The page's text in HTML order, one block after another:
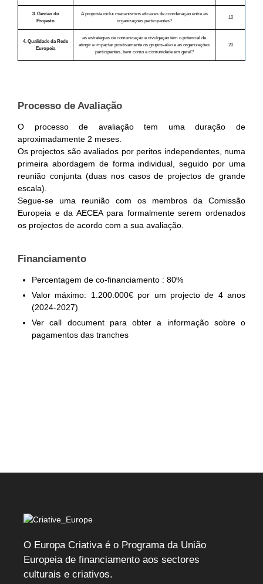
3. Gestão do
Projecto
A proposta inclui mecanismos eficazes de coordenação entre as
organizações participantes?
10
4. Qualidade da Rede
Europeia
as estratégias de comunicação e divulgação têm o potencial de
atingir e impactar positivamente os grupos-alvo e as organizações
participantes, bem como a comunidade em geral?
20
Processo de Avaliação
O processo de avaliação tem uma duração de
aproximadamente 2 meses.
Os projectos são avaliados por peritos independentes, numa
primeira abordagem de forma individual, seguido por uma
reunião conjunta (duas nos casos de projectos de grande
escala).
Segue-se uma reunião com os membros da Comissão
Europeia e da AECEA para formalmente serem ordenados
os projectos de acordo com a sua avaliação.
Financiamento
Percentagem de co-financiamento : 80%
Valor máximo: 1.200.000€ por um projecto de 4 anos
(2024-2027)
Ver call document para obter a informação sobre o
pagamentos das tranches
O Europa Criativa é o Programa da União
Europeia de financiamento aos sectores
culturais e criativos.